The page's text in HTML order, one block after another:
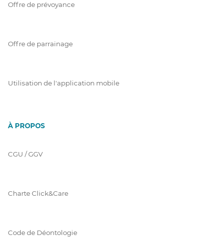
Offre de prévoyance
Offre de parrainage
Utilisation de l'application mobile
À PROPOS
CGU / GGV
Charte Click&Care
Code de Déontologie